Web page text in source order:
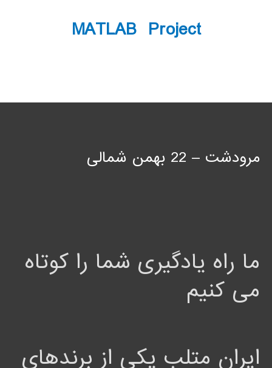
MATLAB Project
مرودشت – 22 بهمن شمالی
ما راه یادگیری شما را کوتاه
می کنیم
ایران متلب یکی از برندهای